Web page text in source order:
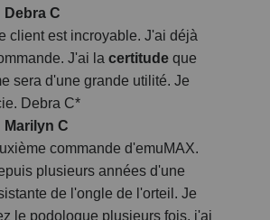
Debra C
client est incroyable. J'ai déjà
J'ai la certitude que
sera d'une grande utilité. Je
Debra C*
Marilyn C
commande d'emuMAX.
plusieurs années d'une
de l'ongle de l'orteil. Je
le podologue plusieurs fois, j'ai